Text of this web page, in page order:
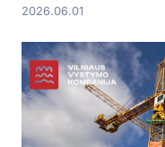
2026.06.01